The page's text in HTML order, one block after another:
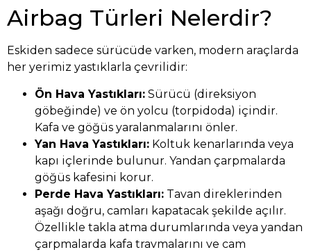
Airbag Türleri Nelerdir?
Eskiden sadece sürücüde varken, modern araçlarda
her yerimiz yastıklarla çevrilidir:
Ön Hava Yastıkları: Sürücü (direksiyon
göbeğinde) ve ön yolcu (torpidoda) içindir.
Kafa ve göğüs yaralanmalarını önler.
Yan Hava Yastıkları: Koltuk kenarlarında veya
kapı içlerinde bulunur. Yandan çarpmalarda
göğüs kafesini korur.
Perde Hava Yastıkları: Tavan direklerinden
aşağı doğru, camları kapatacak şekilde açılır.
Özellikle takla atma durumlarında veya yandan
çarpmalarda kafa travmalarını ve cam